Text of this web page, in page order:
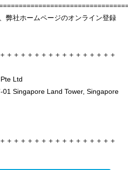
弊社ホームページのオンライン登録
＋＋＋＋＋＋＋＋＋＋＋＋＋＋＋＋
Ltd
Singapore Land Tower, Singapore
＋＋＋＋＋＋＋＋＋＋＋＋＋＋＋＋